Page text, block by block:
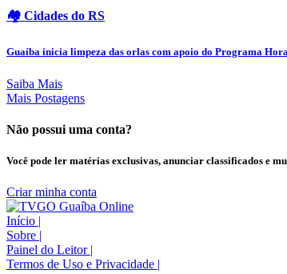
🏘️ Cidades do RS
Guaíba inicia limpeza das orlas com apoio do Programa
Saiba Mais
Mais Postagens
Não possui uma conta?
Você pode ler matérias exclusivas, anunciar classificados e
Criar minha conta
Início |
Sobre |
Painel do Leitor |
Termos de Uso e Privacidade |